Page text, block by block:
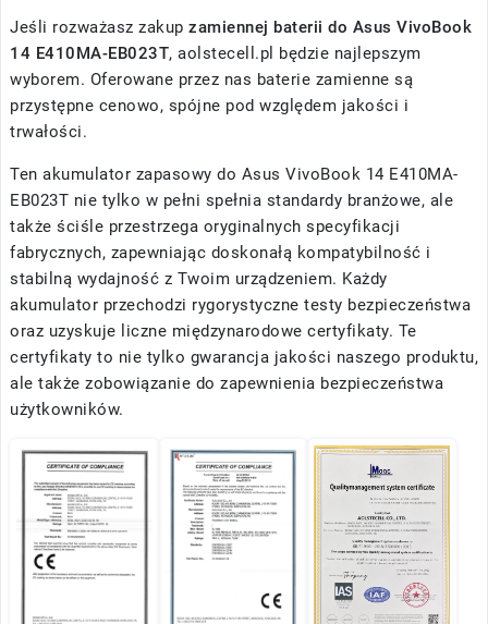
Jeśli rozważasz zakup zamiennej baterii do Asus VivoBook
14 E410MA-EB023T, aolstecell.pl będzie najlepszym
wyborem. Oferowane przez nas baterie zamienne są
przystępne cenowo, spójne pod względem jakości i
trwałości.
Ten akumulator zapasowy do Asus VivoBook 14 E410MA-
EB023T nie tylko w pełni spełnia standardy branżowe, ale
także ściśle przestrzega oryginalnych specyfikacji
fabrycznych, zapewniając doskonałą kompatybilność i
stabilną wydajność z Twoim urządzeniem. Każdy
akumulator przechodzi rygorystyczne testy bezpieczeństwa
oraz uzyskuje liczne międzynarodowe certyfikaty. Te
certyfikaty to nie tylko gwarancja jakości naszego produktu,
ale także zobowiązanie do zapewnienia bezpieczeństwa
użytkowników.